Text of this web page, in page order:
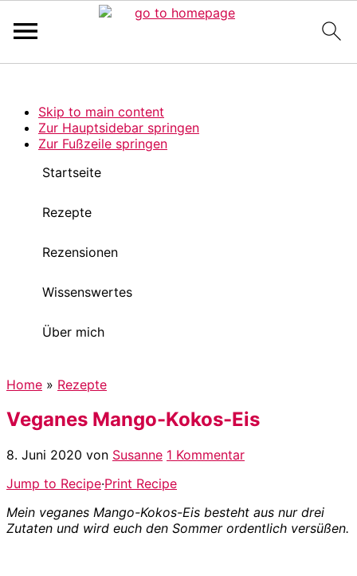
Pinterest Verfikation
Search
Skip to main content
Zur Hauptsidebar springen
Zur Fußzeile springen
Startseite
Rezepte
Rezensionen
Wissenswertes
Über mich
Home » Rezepte
Veganes Mango-Kokos-Eis
8. Juni 2020 von Susanne 1 Kommentar
Jump to Recipe·Print Recipe
Mein veganes Mango-Kokos-Eis besteht aus nur drei
Zutaten und wird euch den Sommer ordentlich versüßen.